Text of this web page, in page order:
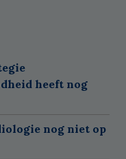
heeft nog
nog niet op